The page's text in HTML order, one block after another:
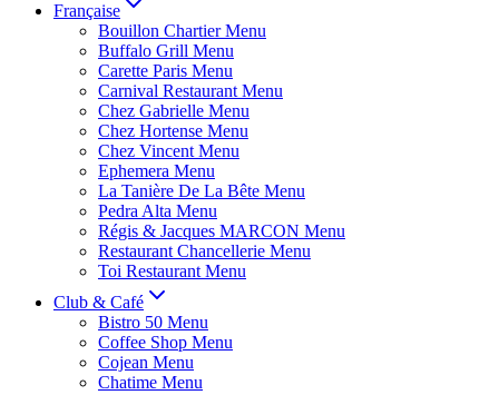
Française
Bouillon Chartier Menu
Buffalo Grill Menu
Carette Paris Menu
Carnival Restaurant Menu
Chez Gabrielle Menu
Chez Hortense Menu
Chez Vincent Menu
Ephemera Menu
La Tanière De La Bête Menu
Pedra Alta Menu
Régis & Jacques MARCON Menu
Restaurant Chancellerie Menu
Toi Restaurant Menu
Club & Café
Bistro 50 Menu
Coffee Shop Menu
Cojean Menu
Chatime Menu